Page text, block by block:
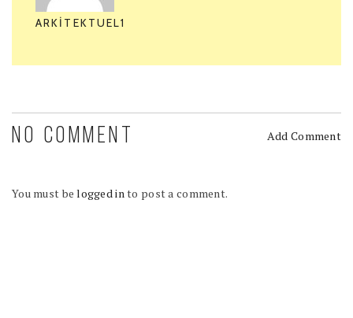
ARKITEKTUEL1
NO COMMENT Add Comment
You must belogged into post a comment.